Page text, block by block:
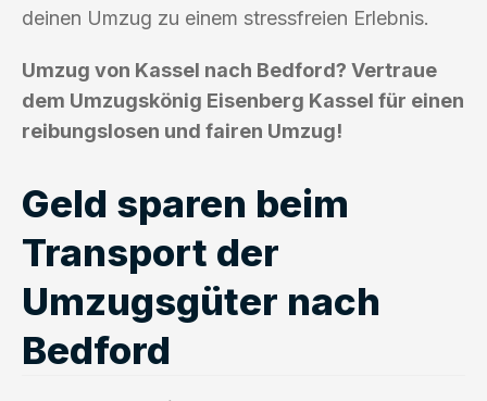
deinen Umzug zu einem stressfreien Erlebnis.
Umzug von Kassel nach Bedford? Vertraue
dem Umzugskönig Eisenberg Kassel für einen
reibungslosen und fairen Umzug!
Geld sparen beim
Transport der
Umzugsgüter nach
Bedford